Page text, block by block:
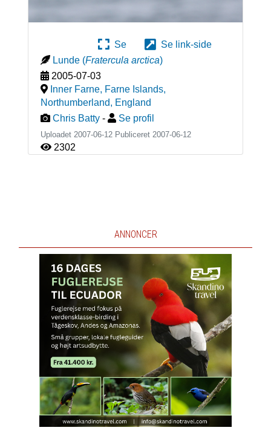
Se
Se link-side
Lunde (Fratercula arctica)
2005-07-03
Inner Farne, Farne Islands,
Northumberland, England
Chris Batty - Se profil
Uploadet 2007-06-12 Publiceret 2007-06-12
2302
ANNONCER